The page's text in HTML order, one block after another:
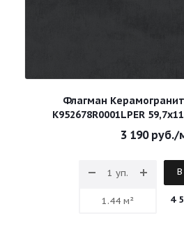
Флагман
К952678R0001LPЕR
3 190руб./
4